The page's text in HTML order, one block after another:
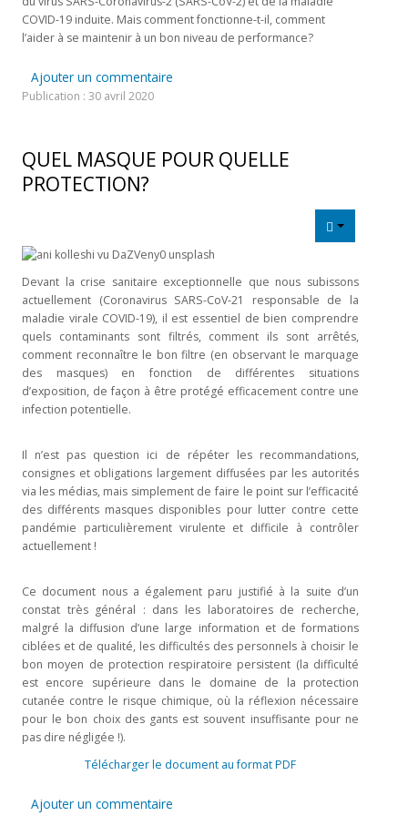
Liens utiles
COVID-19 induite. Mais comment fonctionne-t-il, comment
l’aider à se maintenir à un bon niveau de performance?
Ajouter un commentaire
Publication : 30 avril 2020
QUEL MASQUE POUR QUELLE
PROTECTION?
Devant la crise sanitaire exceptionnelle que nous subissons
actuellement (Coronavirus SARS-CoV-21 responsable de la
maladie virale COVID-19), il est essentiel de bien comprendre
quels contaminants sont filtrés, comment ils sont arrêtés,
comment reconnaître le bon filtre (en observant le marquage
des masques) en fonction de différentes situations
d’exposition, de façon à être protégé efficacement contre une
infection potentielle.
Il n’est pas question ici de répéter les recommandations,
consignes et obligations largement diffusées par les autorités
via les médias, mais simplement de faire le point sur l’efficacité
des différents masques disponibles pour lutter contre cette
pandémie particulièrement virulente et difficile à contrôler
actuellement !
Ce document nous a également paru justifié à la suite d’un
constat très général : dans les laboratoires de recherche,
malgré la diffusion d’une large information et de formations
ciblées et de qualité, les difficultés des personnels à choisir le
bon moyen de protection respiratoire persistent (la difficulté
est encore supérieure dans le domaine de la protection
cutanée contre le risque chimique, où la réflexion nécessaire
pour le bon choix des gants est souvent insuffisante pour ne
pas dire négligée !).
Télécharger le document au format PDF
Ajouter un commentaire